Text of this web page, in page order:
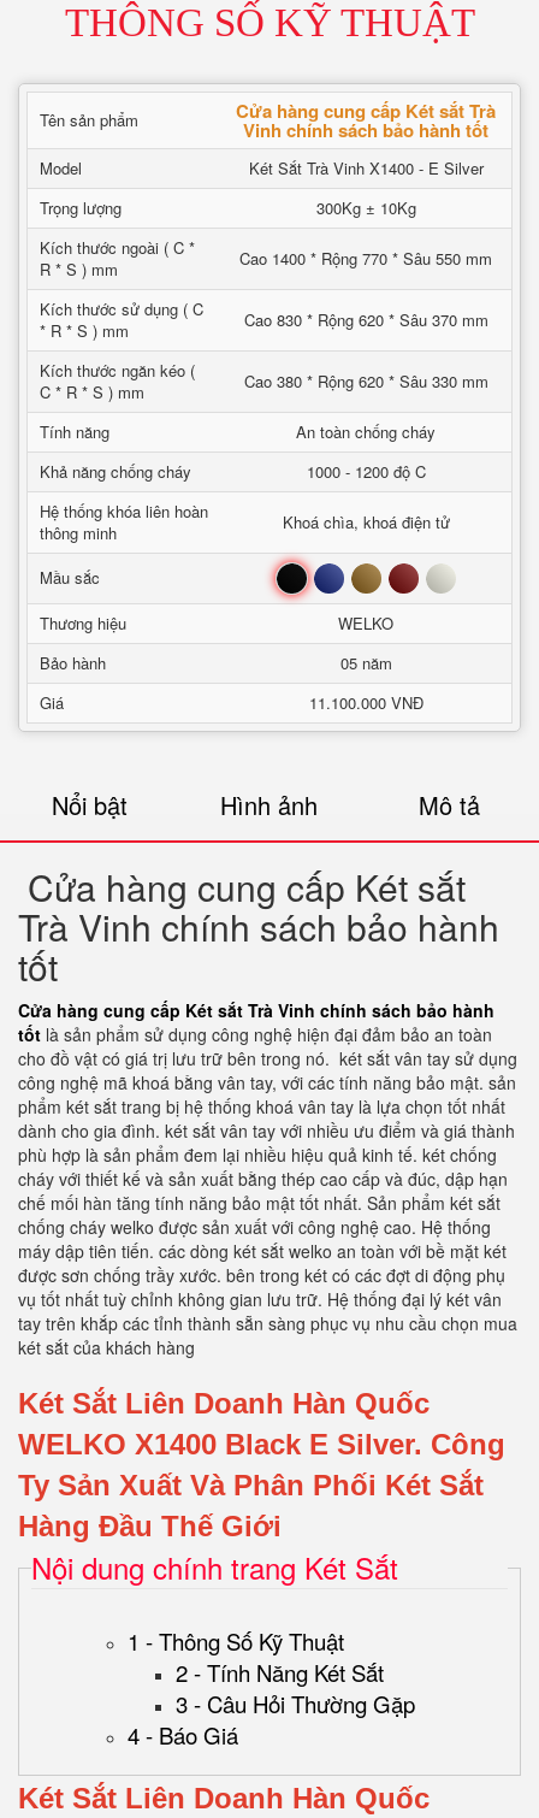
THÔNG SỐ KỸ THUẬT
Tên sản phẩm Cửa hàng cung cấp Két sắt Trà
Vinh chính sách bảo hành tốt
Model
Két Sắt Trà Vinh X1400 - E Silver
Trọng lượng
300Kg ± 10Kg
Kích thước ngoài ( C *
R * S ) mm
Cao 1400 * Rộng 770 * Sâu 550 mm
Kích thước sử dụng ( C
* R * S ) mm
Cao 830 * Rộng 620 * Sâu 370 mm
Kích thước ngăn kéo (
C * R * S ) mm
Cao 380 * Rộng 620 * Sâu 330 mm
Tính năng
An toàn chống cháy
Khả năng chống cháy
1000 - 1200 độ C
Hệ thống khóa liên hoàn
thông minh
Khoá chìa, khoá điện tử
Mầu sắc Đen Xanh Nâu Đỏ Trắng
Thương hiệu
WELKO
Bảo hành
05 năm
Giá
11.100.000 VNĐ
Nổi bật Hình ảnh Mô tả
Cửa hàng cung cấp Két sắt
Trà Vinh chính sách bảo hành
tốt
Cửa hàng cung cấp Két sắt Trà Vinh chính sách bảo hành
tốt là sản phẩm sử dụng công nghệ hiện đại đảm bảo an toàn
cho đồ vật có giá trị lưu trữ bên trong nó. két sắt vân tay sử dụng
công nghệ mã khoá bằng vân tay, với các tính năng bảo mật. sản
phẩm két sắt trang bị hệ thống khoá vân tay là lựa chọn tốt nhất
dành cho gia đình. két sắt vân tay với nhiều ưu điểm và giá thành
phù hợp là sản phẩm đem lại nhiều hiệu quả kinh tế. két chống
cháy với thiết kế và sản xuất bằng thép cao cấp và đúc, dập hạn
chế mối hàn tăng tính năng bảo mật tốt nhất. Sản phẩm két sắt
chống cháy welko được sản xuất với công nghệ cao. Hệ thống
máy dập tiên tiến. các dòng két sắt welko an toàn với bề mặt két
được sơn chống trầy xước. bên trong két có các đợt di động phụ
vụ tốt nhất tuỳ chỉnh không gian lưu trữ. Hệ thống đại lý két vân
tay trên khắp các tỉnh thành sẵn sàng phục vụ nhu cầu chọn mua
két sắt của khách hàng
Két Sắt Liên Doanh Hàn Quốc
WELKO X1400 Black E Silver. Công
Ty Sản Xuất Và Phân Phối Két Sắt
Hàng Đầu Thế Giới
Nội dung chính trang Két Sắt
1 - Thông Số Kỹ Thuật
2 - Tính Năng Két Sắt
3 - Câu Hỏi Thường Gặp
4 - Báo Giá
Két Sắt Liên Doanh Hàn Quốc